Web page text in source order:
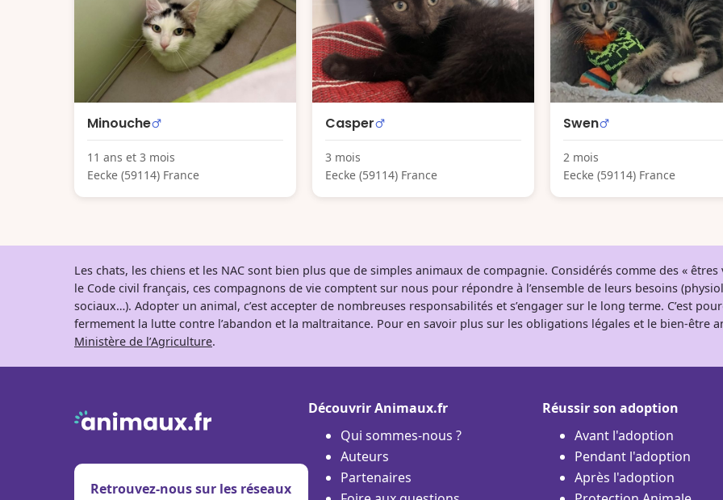
Minouche
11 ans et 3 mois
Eecke (59114) France
Casper
3 mois
Eecke (59114) France
Swen
2 mois
Eecke (59114) France
Les chats, les chiens et les NAC sont bien plus que de simples animaux de compagnie. Considérés comme des «
le Code civil français, ces compagnons de vie comptent sur nous pour répondre à l’ensemble de leurs besoins
sociaux…). Adopter un animal, c’est accepter de nombreuses responsabilités et s’engager sur le long terme. C’est
fermement la lutte contre l’abandon et la maltraitance. Pour en savoir plus sur les obligations légales et le bien-être
Ministère de l’Agriculture.
Retrouvez-nous sur les réseaux
Découvrir Animaux.fr
Qui sommes-nous ?
Auteurs
Partenaires
Réussir son adoption
Avant l'adoption
Pendant l'adoption
Après l'adoption